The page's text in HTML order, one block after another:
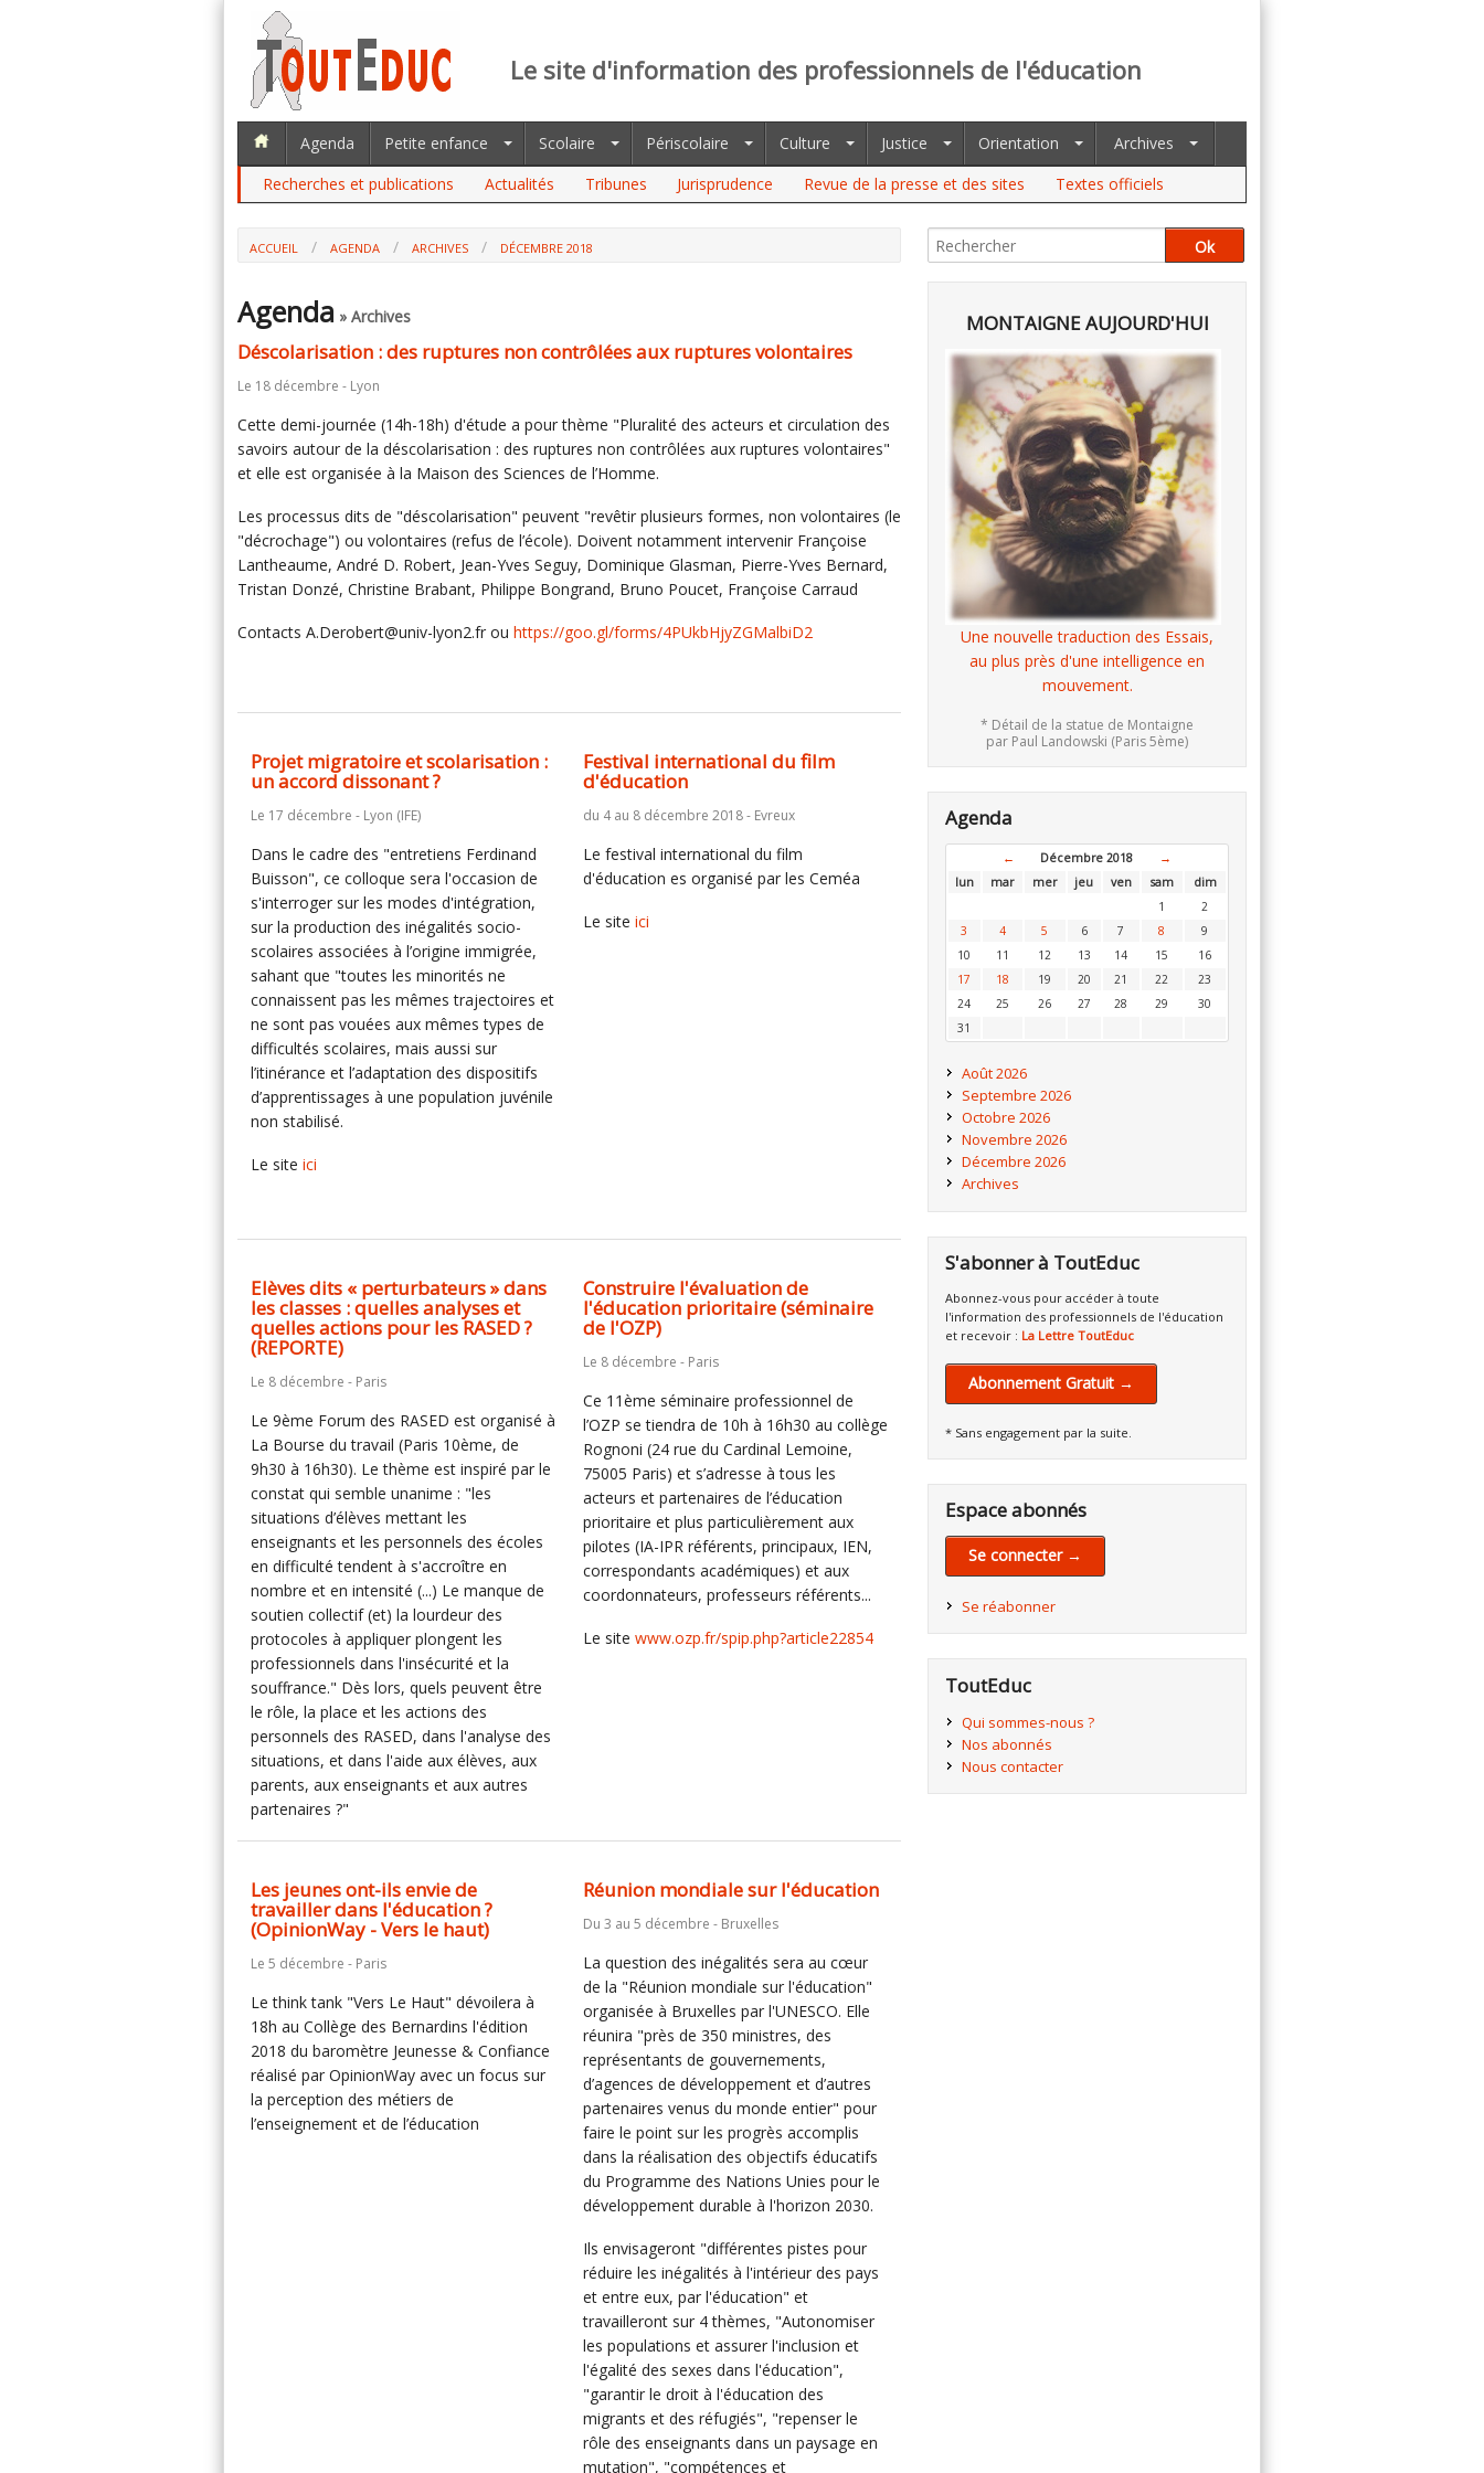
Le site d'information des professionnels de l'éducation
Agenda Petite enfance Scolaire Périscolaire Culture Justice Orientation
Archives
Recherches et publications
Actualités Tribunes Jurisprudence Revue de la presse et des sites Textes officiels
ACCUEIL AGENDA ARCHIVES DÉCEMBRE 2018
Agenda » Archives
Déscolarisation : des ruptures non contrôlées aux ruptures volontaires
Le 18 décembre - Lyon
Cette demi-journée (14h-18h) d'étude a pour thème "Pluralité des acteurs et circulation des
savoirs autour de la déscolarisation : des ruptures non contrôlées aux ruptures volontaires"
et elle est organisée à la Maison des Sciences de l’Homme.
Les processus dits de "déscolarisation" peuvent "revêtir plusieurs formes, non volontaires (le
"décrochage") ou volontaires (refus de l’école). Doivent notamment intervenir Françoise
Lantheaume, André D. Robert, Jean-Yves Seguy, Dominique Glasman, Pierre-Yves Bernard,
Tristan Donzé, Christine Brabant, Philippe Bongrand, Bruno Poucet, Françoise Carraud
Contacts A.Derobert@univ-lyon2.fr ou https://goo.gl/forms/4PUkbHjyZGMalbiD2
Projet migratoire et scolarisation :
un accord dissonant ?
Le 17 décembre - Lyon (IFE)
Dans le cadre des "entretiens Ferdinand
Buisson", ce colloque sera l'occasion de
s'interroger sur les modes d'intégration,
sur la production des inégalités socio-
scolaires associées à l’origine immigrée,
sahant que "toutes les minorités ne
connaissent pas les mêmes trajectoires et
ne sont pas vouées aux mêmes types de
difficultés scolaires, mais aussi sur
l’itinérance et l’adaptation des dispositifs
d’apprentissages à une population juvénile
non stabilisé.
Le site ici
Festival international du film
d'éducation
du 4 au 8 décembre 2018 - Evreux
Le festival international du film
d'éducation es organisé par les Ceméa
Le site ici
Elèves dits « perturbateurs » dans
les classes : quelles analyses et
quelles actions pour les RASED ?
(REPORTE)
Le 8 décembre - Paris
Le 9ème Forum des RASED est organisé à
La Bourse du travail (Paris 10ème, de
9h30 à 16h30). Le thème est inspiré par le
constat qui semble unanime : "les
situations d’élèves mettant les
enseignants et les personnels des écoles
en difficulté tendent à s'accroître en
nombre et en intensité (...) Le manque de
soutien collectif (et) la lourdeur des
protocoles à appliquer plongent les
professionnels dans l'insécurité et la
souffrance." Dès lors, quels peuvent être
le rôle, la place et les actions des
personnels des RASED, dans l'analyse des
situations, et dans l'aide aux élèves, aux
parents, aux enseignants et aux autres
partenaires ?"
Construire l'évaluation de
l'éducation prioritaire (séminaire
de l'OZP)
Le 8 décembre - Paris
Ce 11ème séminaire professionnel de
l’OZP se tiendra de 10h à 16h30 au collège
Rognoni (24 rue du Cardinal Lemoine,
75005 Paris) et s’adresse à tous les
acteurs et partenaires de l’éducation
prioritaire et plus particulièrement aux
pilotes (IA-IPR référents, principaux, IEN,
correspondants académiques) et aux
coordonnateurs, professeurs référents...
Le site www.ozp.fr/spip.php?article22854
Les jeunes ont-ils envie de
travailler dans l'éducation ?
(OpinionWay - Vers le haut)
Le 5 décembre - Paris
Le think tank "Vers Le Haut" dévoilera à
18h au Collège des Bernardins l'édition
2018 du baromètre Jeunesse & Confiance
réalisé par OpinionWay avec un focus sur
la perception des métiers de
l’enseignement et de l’éducation
Réunion mondiale sur l'éducation
Du 3 au 5 décembre - Bruxelles
La question des inégalités sera au cœur
de la "Réunion mondiale sur l'éducation"
organisée à Bruxelles par l'UNESCO. Elle
réunira "près de 350 ministres, des
représentants de gouvernements,
d’agences de développement et d’autres
partenaires venus du monde entier" pour
faire le point sur les progrès accomplis
dans la réalisation des objectifs éducatifs
du Programme des Nations Unies pour le
développement durable à l'horizon 2030.
Ils envisageront "différentes pistes pour
réduire les inégalités à l'intérieur des pays
et entre eux, par l'éducation" et
travailleront sur 4 thèmes, "Autonomiser
les populations et assurer l'inclusion et
l'égalité des sexes dans l'éducation",
"garantir le droit à l'éducation des
migrants et des réfugiés", "repenser le
rôle des enseignants dans un paysage en
mutation", "compétences et
MONTAIGNE AUJOURD'HUI
Une nouvelle traduction des Essais,
au plus près d'une intelligence en
mouvement.
* Détail de la statue de Montaigne
par Paul Landowski (Paris 5ème)
Agenda
← Décembre 2018
→
lun
mar mer jeu ven sam
dim
1
2
3
4 5 6 7 8
9
10
11 12 13 14 15
16
17
18 19 20 21 22
23
24
25 26 27 28 29
30
31
Août 2026
Septembre 2026
Octobre 2026
Novembre 2026
Décembre 2026
Archives
S'abonner à ToutEduc
Abonnez-vous pour accéder à toute
l'information des professionnels de l'éducation
et recevoir : La Lettre ToutEduc
Abonnement Gratuit →
* Sans engagement par la suite.
Espace abonnés
Se connecter →
Se réabonner
ToutEduc
Qui sommes-nous ?
Nos abonnés
Nous contacter